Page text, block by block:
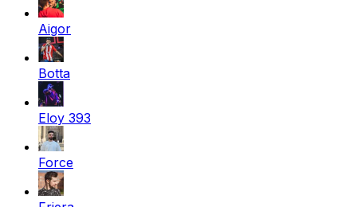
Aigor
Botta
Eloy 393
Force